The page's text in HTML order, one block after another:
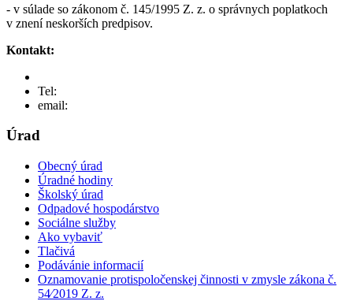
- v súlade so zákonom č. 145/1995 Z. z. o správnych poplatkoch
v znení neskorších predpisov.
Kontakt:
Tel:
email:
Úrad
Obecný úrad
Úradné hodiny
Školský úrad
Odpadové hospodárstvo
Sociálne služby
Ako vybaviť
Tlačivá
Podávánie informacií
Oznamovanie protispoločenskej činnosti v zmysle zákona č.
54⁄2019 Z. z.